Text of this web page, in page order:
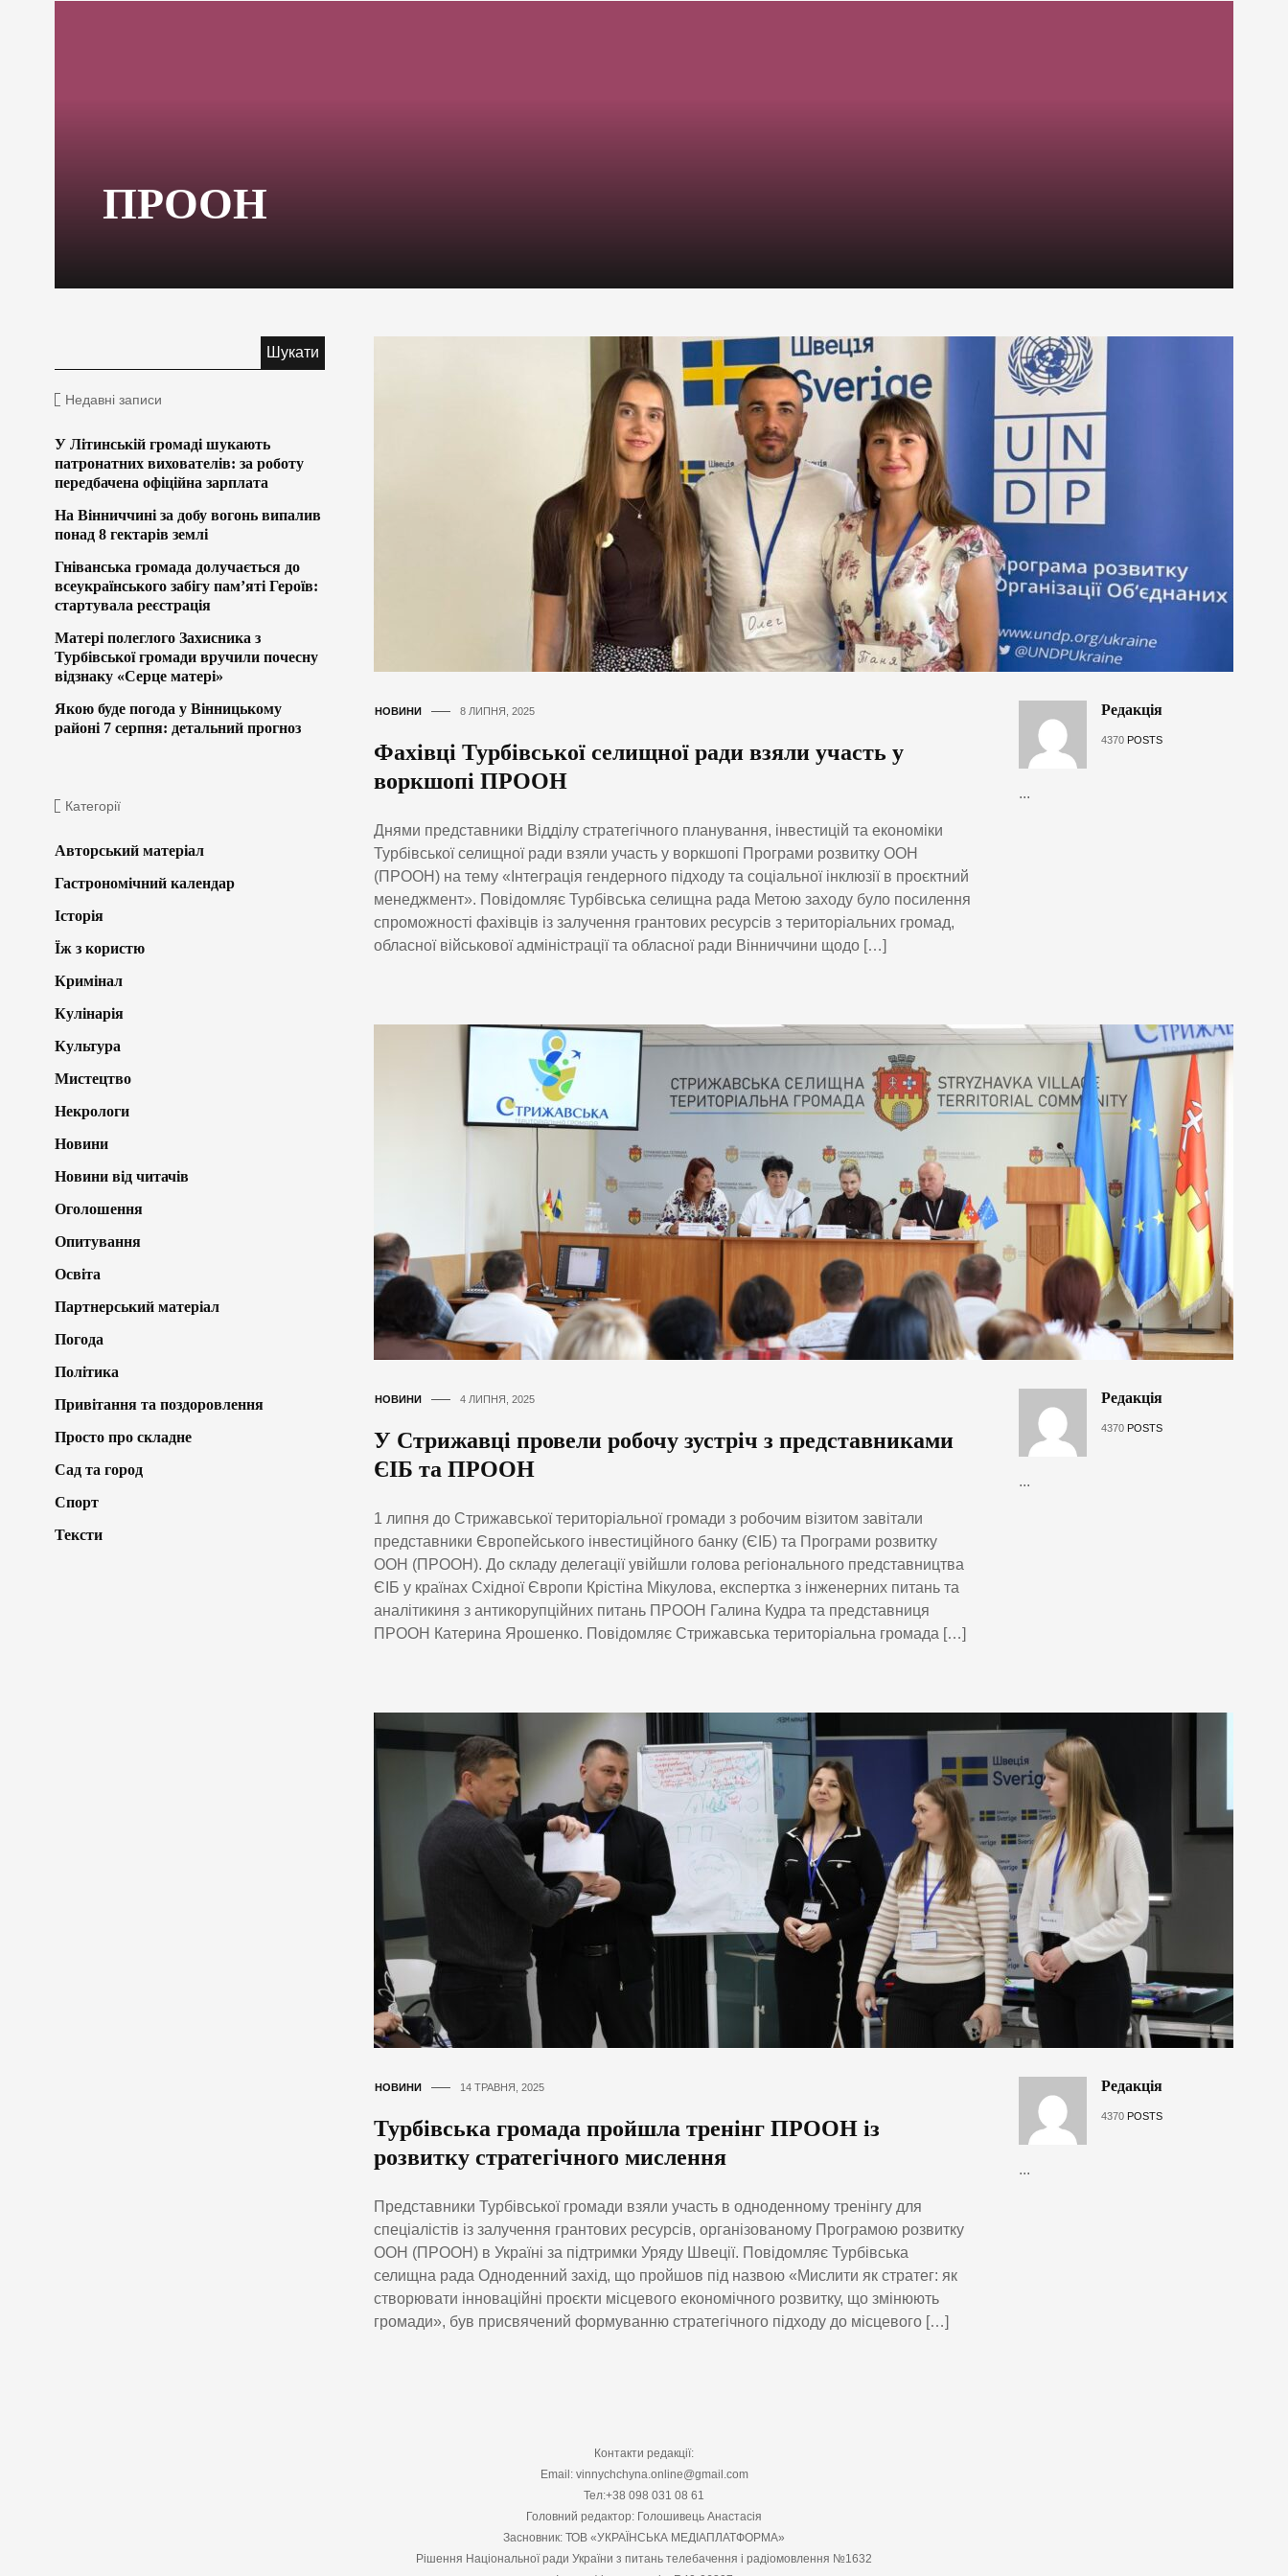
ПРООН
НОВИНИ 8 ЛИПНЯ, 2025
Фахівці Турбівської селищної ради взяли участь у
воркшопі ПРООН
Днями представники Відділу стратегічного планування, інвестицій та економіки
Турбівської селищної ради взяли участь у воркшопі Програми розвитку ООН
(ПРООН) на тему «Інтеграція гендерного підходу та соціальної інклюзії в проєктний
менеджмент». Повідомляє Турбівська селищна рада Метою заходу було посилення
спроможності фахівців із залучення грантових ресурсів з територіальних громад,
обласної військової адміністрації та обласної ради Вінниччини щодо […]
Редакція
4370 POSTS
...
НОВИНИ 4 ЛИПНЯ, 2025
У Стрижавці провели робочу зустріч з представниками
ЄІБ та ПРООН
1 липня до Стрижавської територіальної громади з робочим візитом завітали
представники Європейського інвестиційного банку (ЄІБ) та Програми розвитку
ООН (ПРООН). До складу делегації увійшли голова регіонального представництва
ЄІБ у країнах Східної Європи Крістіна Мікулова, експертка з інженерних питань та
аналітикиня з антикорупційних питань ПРООН Галина Кудра та представниця
ПРООН Катерина Ярошенко. Повідомляє Стрижавська територіальна громада […]
Редакція
4370 POSTS
...
НОВИНИ 14 ТРАВНЯ, 2025
Турбівська громада пройшла тренінг ПРООН із
розвитку стратегічного мислення
Представники Турбівської громади взяли участь в одноденному тренінгу для
спеціалістів із залучення грантових ресурсів, організованому Програмою розвитку
ООН (ПРООН) в Україні за підтримки Уряду Швеції. Повідомляє Турбівська
селищна рада Одноденний захід, що пройшов під назвою «Мислити як стратег: як
створювати інноваційні проєкти місцевого економічного розвитку, що змінюють
громади», був присвячений формуванню стратегічного підходу до місцевого […]
Редакція
4370 POSTS
...
Недавні записи
У Літинській громаді шукають
патронатних вихователів: за роботу
передбачена офіційна зарплата
На Вінниччині за добу вогонь випалив
понад 8 гектарів землі
Гніванська громада долучається до
всеукраїнського забігу пам’яті Героїв:
стартувала реєстрація
Матері полеглого Захисника з
Турбівської громади вручили почесну
відзнаку «Серце матері»
Якою буде погода у Вінницькому
районі 7 серпня: детальний прогноз
Категорії
Авторський матеріал
Гастрономічний календар
Історія
Їж з користю
Кримінал
Кулінарія
Культура
Мистецтво
Некрологи
Новини
Новини від читачів
Оголошення
Опитування
Освіта
Партнерський матеріал
Погода
Політика
Привітання та поздоровлення
Просто про складне
Сад та город
Спорт
Тексти
Контакти редакції:
Email: vinnychchyna.online@gmail.com
Тел:+38 098 031 08 61
Головний редактор: Голошивець Анастасія
Засновник: ТОВ «УКРАЇНСЬКА МЕДІАПЛАТФОРМА»
Рішення Національної ради України з питань телебачення і радіомовлення №1632